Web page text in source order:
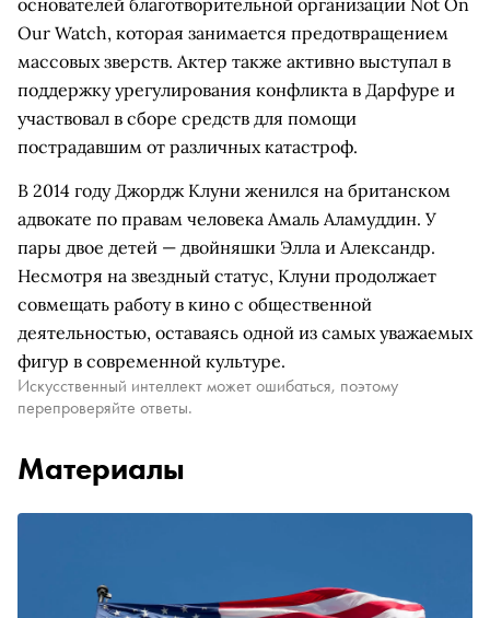
основателей благотворительной организации Not On
Our Watch, которая занимается предотвращением
массовых зверств. Актер также активно выступал в
поддержку урегулирования конфликта в Дарфуре и
участвовал в сборе средств для помощи
пострадавшим от различных катастроф.
В 2014 году Джордж Клуни женился на британском
адвокате по правам человека Амаль Аламуддин. У
пары двое детей — двойняшки Элла и Александр.
Несмотря на звездный статус, Клуни продолжает
совмещать работу в кино с общественной
деятельностью, оставаясь одной из самых уважаемых
фигур в современной культуре.
Искусственный интеллект может ошибаться, поэтому
перепроверяйте ответы.
Материалы